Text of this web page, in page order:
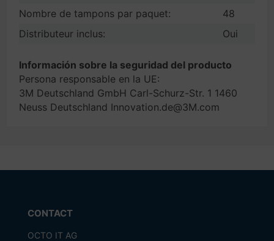
Nombre de tampons par paquet:
48
Distributeur inclus:
Oui
Información sobre la seguridad del producto
Persona responsable en la UE:
3M Deutschland GmbH Carl-Schurz-Str. 1 1460
Neuss Deutschland Innovation.de@3M.com
CONTACT
OCTO IT AG